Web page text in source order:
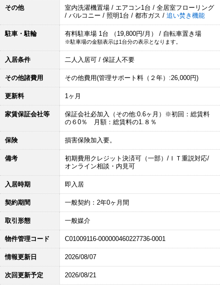
その他
室内洗濯機置場 / エアコン1台 / 全居室フローリング
/ バルコニー / 照明1台 / 都市ガス / 追い焚き機能
駐車・駐輪 有料駐車場 1台 （19,800円/月） / 自転車置き場
※駐車場の金額表示は1台分の表示となります。
入居条件 二人入居可 / 保証人不要
その他諸費用 その他費用(管理サポート料（２年）:26,000円)
更新料 1ヶ月
家賃保証会社等
保証会社必加入（その他:0.6ヶ月）※初回：総賃料
の６0％ 月額：総賃料の1.８％
保険 損害保険加入要。
備考
初期費用クレジット決済可（一部）/ＩＴ重説対応/
オンライン相談・内見可
入居時期 即入居
契約期間 一般契約：2年0ヶ月間
取引形態 一般媒介
物件管理コード C01009116-000000460227736-0001
情報更新日 2026/08/07
次回更新予定 2026/08/21